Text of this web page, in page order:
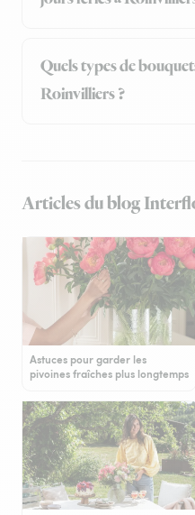
Quels types de
Roinvilliers ?
Articles du blog
Astuces pour garder les
pivoines fraîches plus longtemps